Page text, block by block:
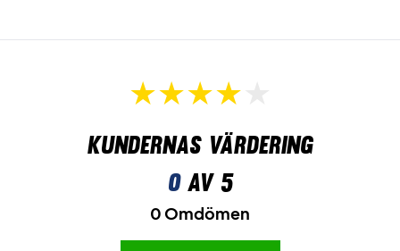
Kundernas värdering
0av 5
0 Omdömen